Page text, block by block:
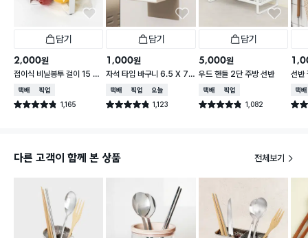
담기
2,000원
접이식 비닐봉투 걸이 15 X
16.5 cm
택배배송매장픽업
별점 4.8점 1,165
건 작성
담기
1,000원
자석 타입 바구니 6.5 X 7.
5 X 10 cm
택배배송매장픽업오늘배송
별점 4.8점 1,123
건 작성
담기
5,000원
우드 핸들 2단 주방 선반
택배배송매장픽업
별점 4.8점 1,082
건 작성
선반
택배
별점
다른 고객이 함께 본 상품 전체보기